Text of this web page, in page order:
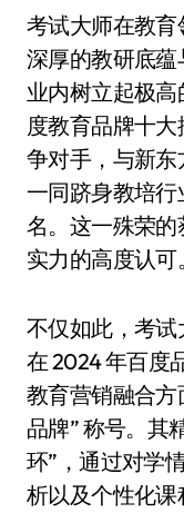
考试大师在教育
深厚的教研底
业内树立起极
度教育品牌十
争对手，与新
一同跻身教培
名。这一殊荣
实力的高度认可。
不仅如此，考试
在 2024 年百度
教育营销融合方
品牌” 称号。其
环”，通过对学
析以及个性化课